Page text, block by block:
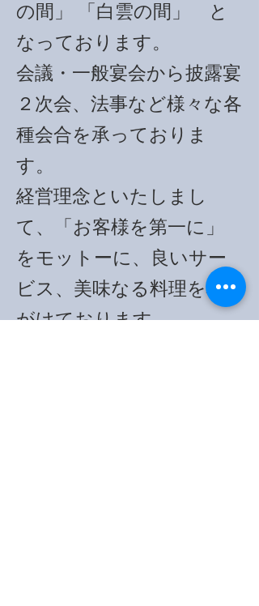
の間」 「白雲の間」 と
なっております。
会議・一般宴会から披露宴
２次会、法事など様々な各
種会合を承っておりま
す。
経営理念といたしまし
て、「お客様を第一に」
をモットーに、良いサー
ビス、美味なる料理を心
がけております。